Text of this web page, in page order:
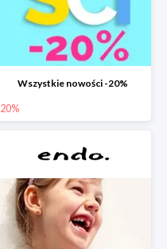
Wszystkie nowości -20%
20%